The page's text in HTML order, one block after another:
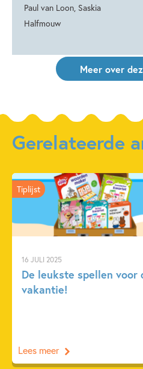
Paul van Loon, Saskia
Halfmouw
Meer over
Gerelateerde
16 JULI 2025
De leukste spellen voor
vakantie!
Tiplijst
Lees meer